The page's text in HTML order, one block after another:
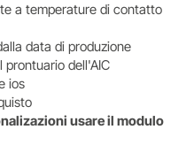
a temperature di contatto
data di produzione
dell'AIC
ios
usare il modulo